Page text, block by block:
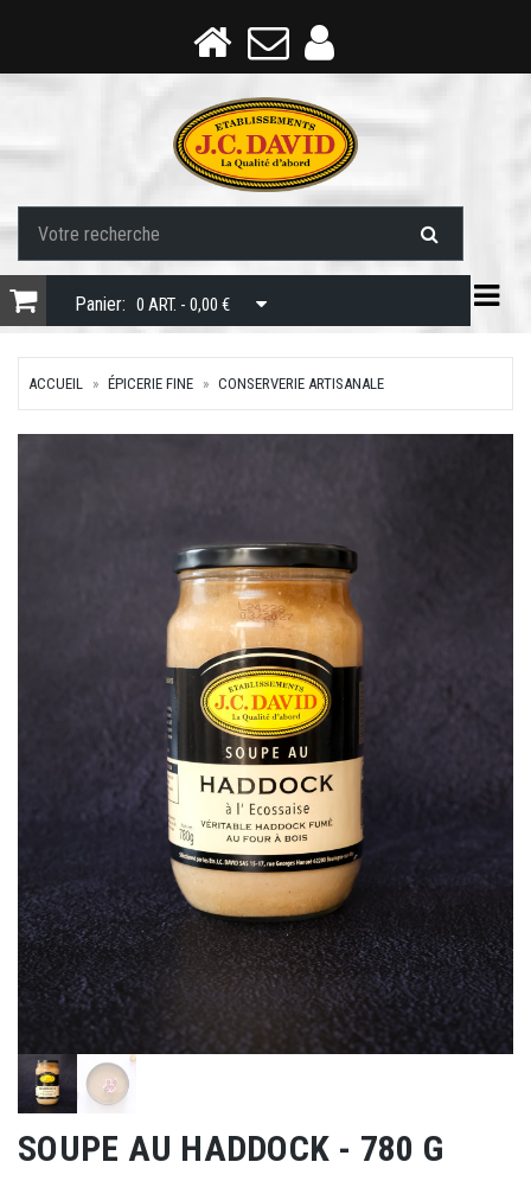
Panier: 0 ART. - 0,00 €
ACCUEIL ÉPICERIE FINE CONSERVERIE ARTISANALE
SOUPE AU HADDOCK - 780 G